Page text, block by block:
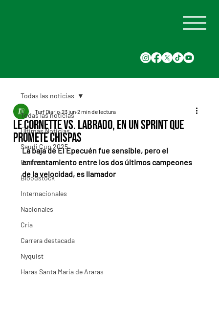
Todas las noticias
Últimas Noticias
Saudi Cup 2025
Carreras
Bloodstock
Internacionales
Nacionales
Cria
Carrera destacada
Nyquist
Haras Santa Maria de Araras
Todas las noticias
Le Cornette vs. Labrado, en un Sprint que
promete chispas
Turf Diario 23 jun 2 min de lectura
La baja de El Epecuén fue sensible, pero el
enfrentamiento entre los dos últimos campeones
de la velocidad, es llamador